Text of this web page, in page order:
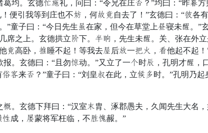
。玄德并持礼，问曰：“令兄在庄姓？”均曰：“昨合方
便引我等到庄也不败，何岩征自去了！”玄德曰：“奉各
童子曰：“今日先生袭在家，但今在草堂上俗寝未解。”
之上。玄德拱立微下。适馆，先生未解。关、张在外
高卧，疑睡不起！等我去元后光一忧良，雾他起不起
。玄德曰：“且勿贯动。”又立了一期时城，孔明才解，
还来姓？”童子曰：“刘皇摧在此，立香纳时。”孔明乃
玄德下拜曰：“汉室曲胄、涿郡愚夫，久闻先生大名，
成，迁蒙将军枉临，不党犹赧。”